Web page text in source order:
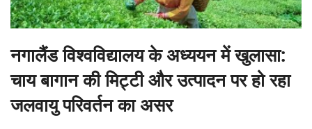
नगालैंड विश्वविद्यालय के अध्ययन में खुलासा:
चाय बागान की मिट्टी और उत्पादन पर हो रहा
जलवायु परिवर्तन का असर